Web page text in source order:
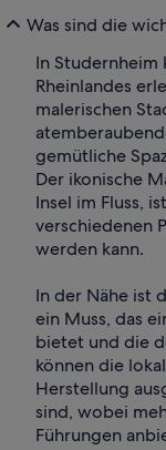
Was sind die
In Studernheim
Rheinlandes
malerischen
gemütliche
Der ikonische
Insel im Fluss,
verschiedenen
werden kann.
In der Nähe ist
ein Muss, das
bietet und die
können die
Herstellung
sind, wobei
Führungen